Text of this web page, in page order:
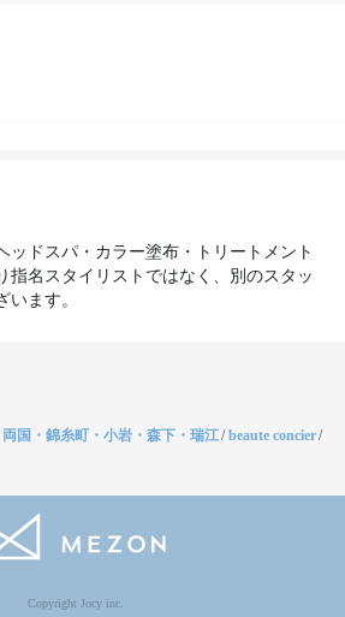
ッドスパ・カラー塗布・トリートメント
指名スタイリストではなく、別のスタッ
います。
両国・錦糸町・小岩・森下・瑞江/beaute concier/
Copyright Jocy inc.